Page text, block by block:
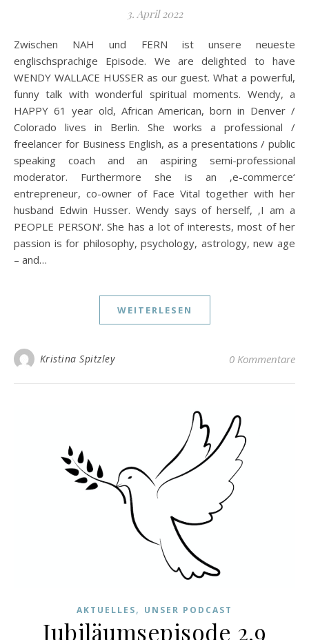
3. April 2022
Zwischen NAH und FERN ist unsere neueste
englischsprachige Episode. We are delighted to have
WENDY WALLACE HUSSER as our guest. What a powerful,
funny talk with wonderful spiritual moments. Wendy, a
HAPPY 61 year old, African American, born in Denver /
Colorado lives in Berlin. She works a professional /
freelancer for Business English, as a presentations / public
speaking coach and an aspiring semi-professional
moderator. Furthermore she is an ‚e-commerce‘
entrepreneur, co-owner of Face Vital together with her
husband Edwin Husser. Wendy says of herself, ‚I am a
PEOPLE PERSON‘. She has a lot of interests, most of her
passion is for philosophy, psychology, astrology, new age
– and…
WEITERLESEN
Kristina Spitzley 0 Kommentare
AKTUELLES, UNSER PODCAST
Jubiläumsepisode 2.9